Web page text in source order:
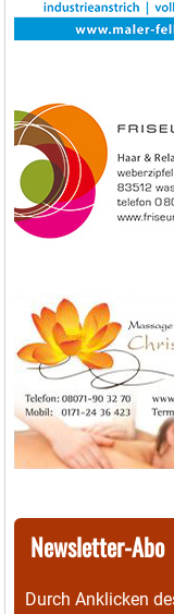
Newsletter-Abo
Durch Anklicken